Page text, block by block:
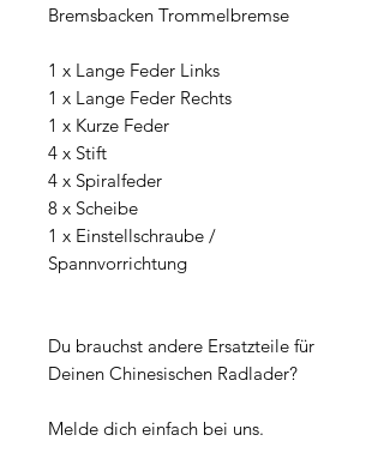
Bremsbacken Trommelbremse
1 x Lange Feder Links
1 x Lange Feder Rechts
1 x Kurze Feder
4 x Stift
4 x Spiralfeder
8 x Scheibe
1 x Einstellschraube /
Spannvorrichtung
Du brauchst andere Ersatzteile für
Deinen Chinesischen Radlader?
Melde dich einfach bei uns.